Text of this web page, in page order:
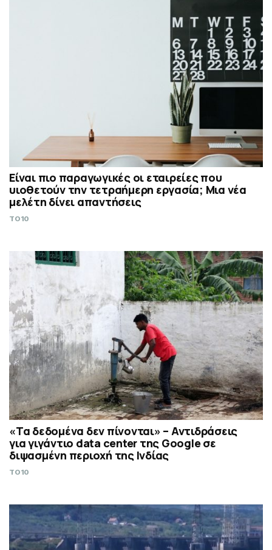
Είναι πιο παραγωγικές οι εταιρείες που
υιοθετούν την τετραήμερη εργασία; Μια νέα
μελέτη δίνει απαντήσεις
TO10
«Τα δεδομένα δεν πίνονται» – Αντιδράσεις
για γιγάντιο data center της Google σε
διψασμένη περιοχή της Ινδίας
TO10